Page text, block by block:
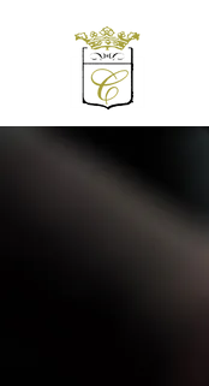
Accueil